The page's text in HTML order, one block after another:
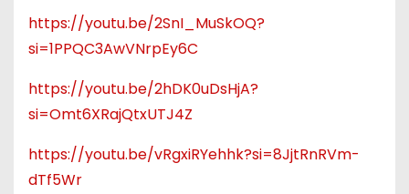
https://youtu.be/2SnI_MuSkOQ?
si=1PPQC3AwVNrpEy6C
https://youtu.be/2hDK0uDsHjA?
si=Omt6XRajQtxUTJ4Z
https://youtu.be/vRgxiRYehhk?si=8JjtRnRVm-
dTf5Wr